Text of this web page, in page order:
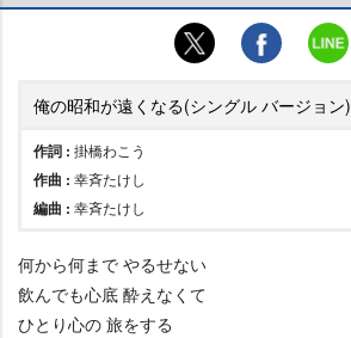
俺の昭和が遠くなる(シングル バージョン)
作詞 : 掛橋わこう
作曲 : 幸斉たけし
編曲 : 幸斉たけし
何から何まで やるせない
飲んでも心底 酔えなくて
ひとり心の 旅をする